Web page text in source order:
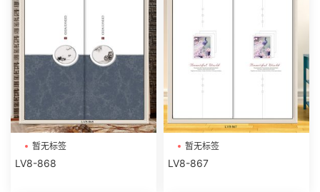
暂无标签
LV8-868
暂无标签
LV8-867